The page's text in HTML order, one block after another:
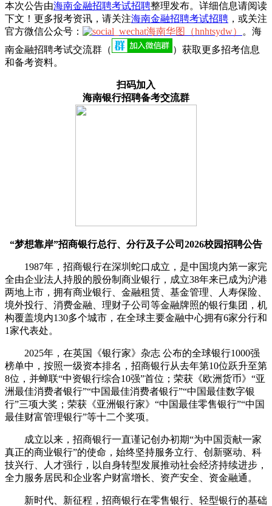
本次公告由海南金融招聘考试招聘整理发布。详细信息请阅读
下文！更多报考资讯，请关注海南金融招聘考试招聘 ，或关注
官方微信公众号：
海南华图（hnhtsydw）
。海
南金融招聘考试交流群（
）获取更多招考信息
和备考资料。
扫码加入
海南银行招聘备考交流群
“梦想靠岸”招商银行总行、分行及子公司2026校园招聘公告
1987年，招商银行在深圳蛇口成立，是中国境内第一家完
全由企业法人持股的股份制商业银行，成立38年来已成为沪港
两地上市，拥有商业银行、金融租赁、基金管理、人寿保险、
境外投行、消费金融、理财子公司等金融牌照的银行集团，机
构覆盖境内130多个城市，在全球主要金融中心拥有6家分行和
1家代表处。
2025年，在英国《银行家》杂志 公布的全球银行1000强
榜单中，按照一级资本排名，招商银行从去年第10位跃升至第
8位，并蝉联“中资银行综合10强”首位；荣获《欧洲货币》“亚
洲最佳消费者银行”“中国最佳消费者银行”“中国最佳数字银
行”三项大奖；荣获《亚洲银行家》“中国最佳零售银行”“中国
最佳财富管理银行”等十二个奖项。
成立以来，招商银行一直谨记创办初期“为中国贡献一家
真正的商业银行”的使命，始终坚持服务立行、创新驱动、科
技兴行、人才强行，以自身转型发展推动社会经济持续进步，
全力服务居民和企业客户财富增长、资产安全、资金融通。
新时代、新征程，招商银行在零售银行、轻型银行的基础